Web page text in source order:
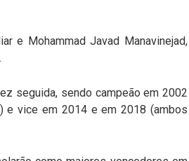
e Mohammad Javad Manavinejad,
seguida, sendo campeão em 2002
e vice em 2014 e em 2018 (ambos